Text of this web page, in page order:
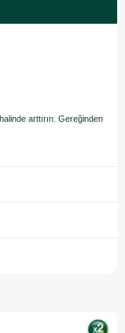
arttırın. Gereğinden